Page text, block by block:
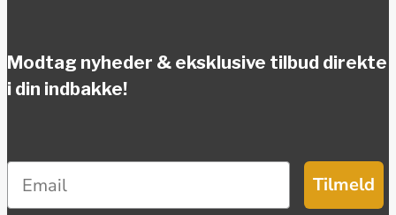
Modtag nyheder & eksklusive tilbud direkte
i din indbakke!
Tilmeld